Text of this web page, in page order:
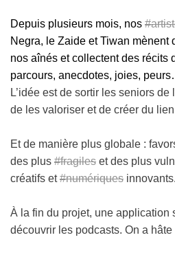
Depuis plusieurs mois, nos
Negra, le Zaide et Tiwan mènent
nos aînés et collectent des récits
parcours, anecdotes, joies,
L’idée est de sortir les seniors de
de les valoriser et de créer du lien
Et de manière plus globale :
des plus #fragiles et des plus
créatifs et#numériques innovants.
À la fin du projet, une application
découvrir les podcasts. On a hâte